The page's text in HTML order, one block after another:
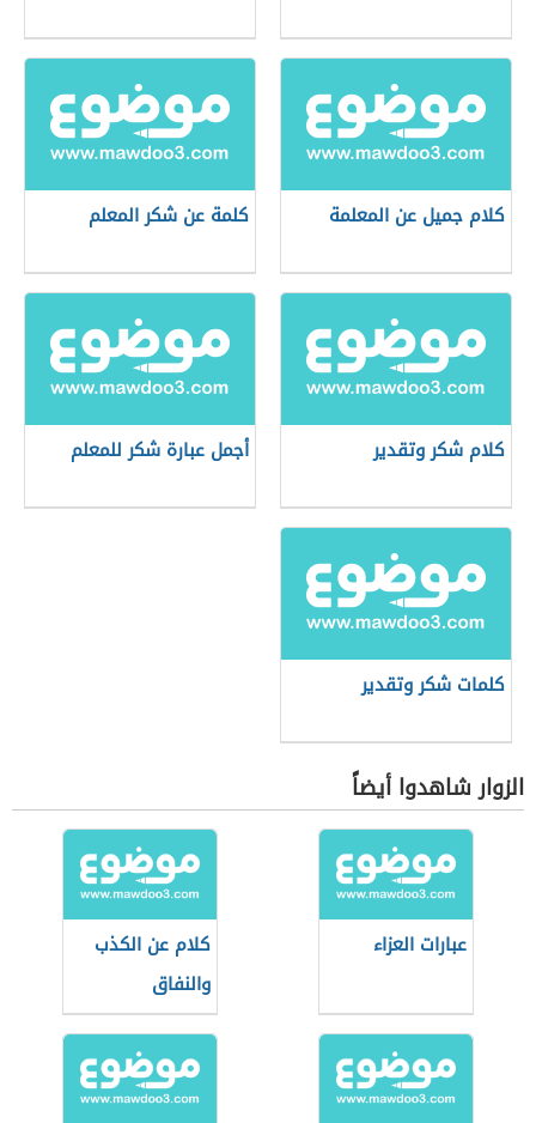
كلام جميل عن المعلمة كلمة عن شكر المعلم
كلام شكر وتقدير أجمل عبارة شكر للمعلم
كلمات شكر وتقدير
الزوار شاهدوا أيضاً
عبارات العزاء
كلام عن الكذب
والنفاق